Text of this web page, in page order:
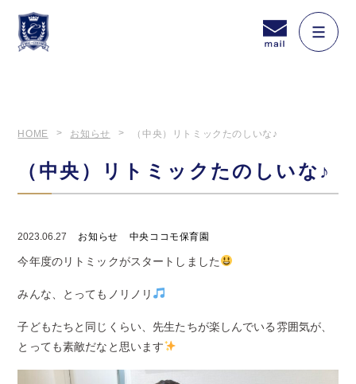
HOME お知らせ （中央）リトミックたのしいな♪
（中央）リトミックたのしいな♪
2023.06.27 お知らせ 中央ココモ保育園
今年度のリトミックがスタートしました
みんな、とってもノリノリ
子どもたちと同じくらい、先生たちが楽しんでいる雰囲気が、
とっても素敵だなと思います